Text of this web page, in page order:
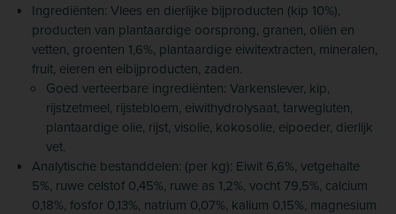
Ingrediënten: Vlees en dierlijke bijproducten (kip 10%),
producten van plantaardige oorsprong, granen, oliën en
vetten, groenten 1,6%, plantaardige eiwitextracten, mineralen,
fruit, eieren en eibijproducten, zaden.
Goed verteerbare ingrediënten: Varkenslever, kip,
rijstzetmeel, rijstebloem, eiwithydrolysaat, tarwegluten,
plantaardige olie, rijst, visolie, kokosolie, eipoeder, dierlijk
vet.
Analytische bestanddelen: (per kg): Eiwit 6,6%, vetgehalte
5%, ruwe celstof 0,45%, ruwe as 1,2%, vocht 79,5%, calcium
0,18%, fosfor 0,13%, natrium 0,07%, kalium 0,15%, magnesium